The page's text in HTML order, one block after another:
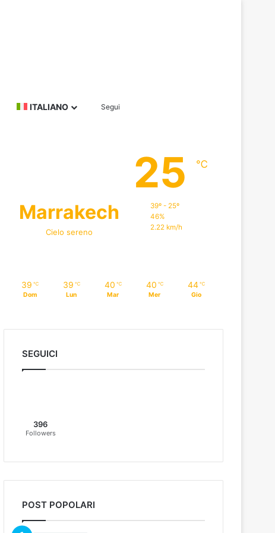
ITALIANO Segui
Marrakech
Cielo sereno
25 ℃
39º - 25º
46%
2.22 km/h
39 ℃
Dom
39 ℃
Lun
40 ℃
Mar
40 ℃
Mer
44 ℃
Gio
SEGUICI
396
Followers
POST POPOLARI